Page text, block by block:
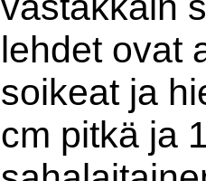
lehdet ovat
soikeat ja
cm pitkä ja